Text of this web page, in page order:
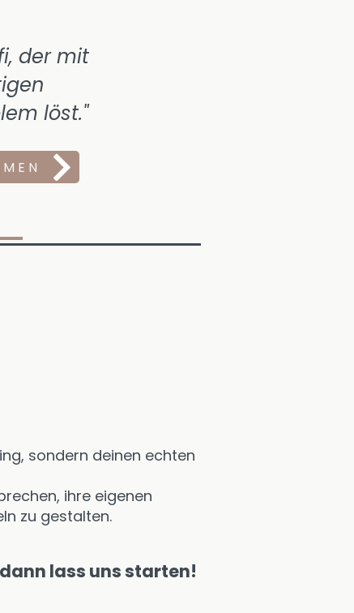
der mit
löst."
sondern deinen echten
ihre eigenen
zu gestalten.
lass uns starten!